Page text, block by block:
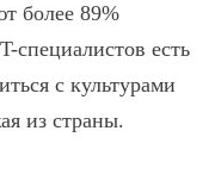
более 89%
специалистов есть
с культурами
из страны.